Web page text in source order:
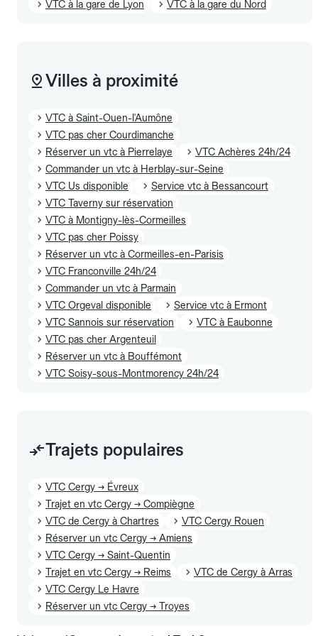
VTC à la gare de Lyon
VTC à la gare du Nord
Villes à proximité
VTC à Saint-Ouen-l'Aumône
VTC pas cher Courdimanche
Réserver un vtc à Pierrelaye
VTC Achères 24h/24
Commander un vtc à Herblay-sur-Seine
VTC Us disponible
Service vtc à Bessancourt
VTC Taverny sur réservation
VTC à Montigny-lès-Cormeilles
VTC pas cher Poissy
Réserver un vtc à Cormeilles-en-Parisis
VTC Franconville 24h/24
Commander un vtc à Parmain
VTC Orgeval disponible
Service vtc à Ermont
VTC Sannois sur réservation
VTC à Eaubonne
VTC pas cher Argenteuil
Réserver un vtc à Bouffémont
VTC Soisy-sous-Montmorency 24h/24
Trajets populaires
VTC Cergy → Évreux
Trajet en vtc Cergy → Compiègne
VTC de Cergy à Chartres
VTC Cergy Rouen
Réserver un vtc Cergy → Amiens
VTC Cergy → Saint-Quentin
Trajet en vtc Cergy → Reims
VTC de Cergy à Arras
VTC Cergy Le Havre
Réserver un vtc Cergy → Troyes